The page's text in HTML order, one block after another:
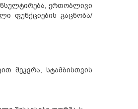
ერთობლივი
ფუნქციების გაცნობა/
შეკვრა, სტამბისთვის